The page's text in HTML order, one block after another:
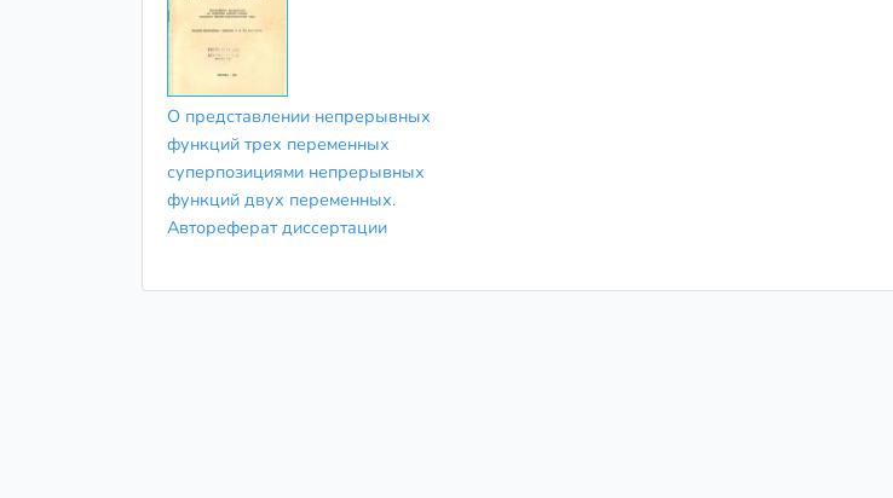
О представлении непрерывных
функций трех переменных
суперпозициями непрерывных
функций двух переменных.
Автореферат диссертации